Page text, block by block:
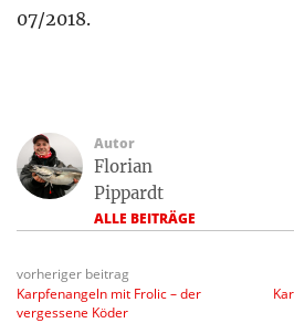
07/2018.
Autor
Florian
Pippardt
ALLE BEITRÄGE
vorheriger beitrag
Karpfenangeln mit Frolic – der
vergessene Köder